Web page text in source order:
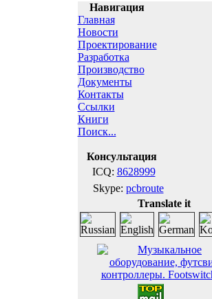
Навигация
Главная
Новости
Проектирование
Разработка
Производство
Документы
Контакты
Ссылки
Книги
Поиск...
Консультация
ICQ: 8628999
Skype: pcbroute
Translate it